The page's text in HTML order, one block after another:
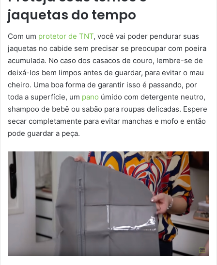
jaquetas do tempo
Com um protetor de TNT, você vai poder pendurar suas
jaquetas no cabide sem precisar se preocupar com poeira
acumulada. No caso dos casacos de couro, lembre-se de
deixá-los bem limpos antes de guardar, para evitar o mau
cheiro. Uma boa forma de garantir isso é passando, por
toda a superfície, um pano úmido com detergente neutro,
shampoo de bebê ou sabão para roupas delicadas. Espere
secar completamente para evitar manchas e mofo e então
pode guardar a peça.